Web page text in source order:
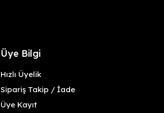
Üye Bilgi
Hızlı Üyelik
Sipariş Takip / İade
Üye Kayıt